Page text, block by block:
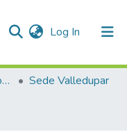
Log In (current)
Extensión Y Proyección Social
Sede Valledupar